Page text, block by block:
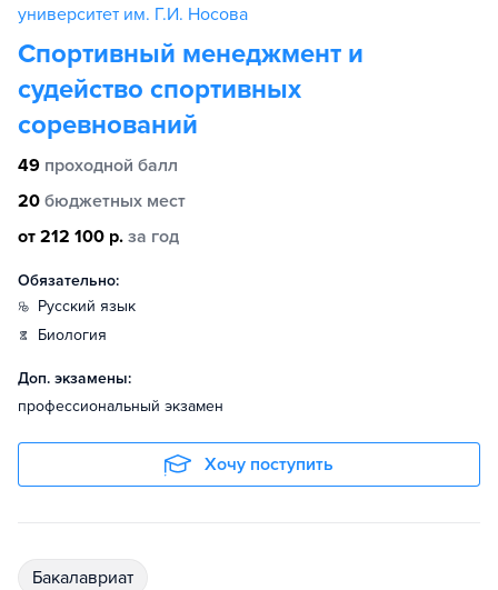
университет им. Г.И. Носова
Спортивный менеджмент и
судейство спортивных
соревнований
49 проходной балл
20 бюджетных мест
от 212 100 р. за год
Обязательно:
русский язык
биология
Доп. экзамены:
профессиональный экзамен
Хочу поступить
бакалавриат